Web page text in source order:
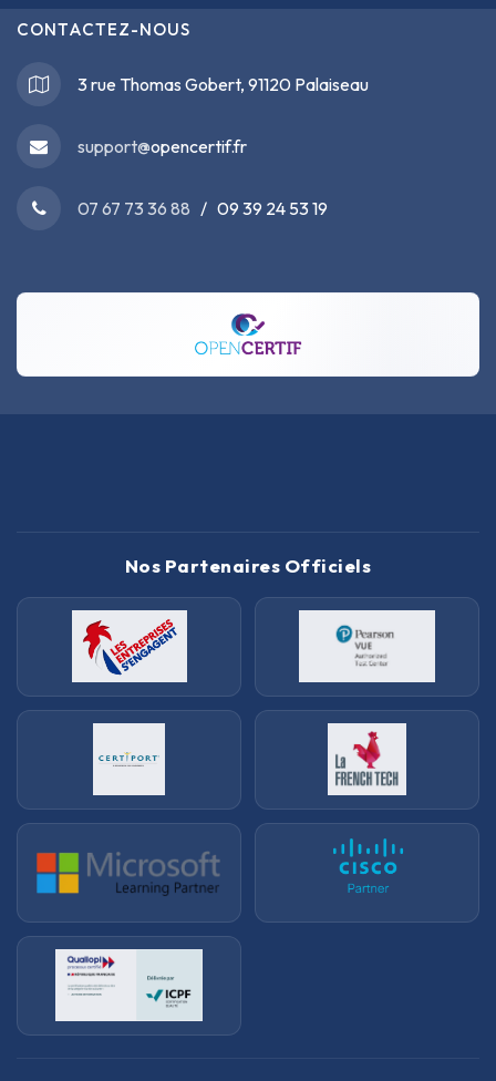
CONTACTEZ-NOUS
3 rue Thomas Gobert, 91120 Palaiseau
support@opencertif.fr
07 67 73 36 88 / 09 39 24 53 19
Nos Partenaires Officiels